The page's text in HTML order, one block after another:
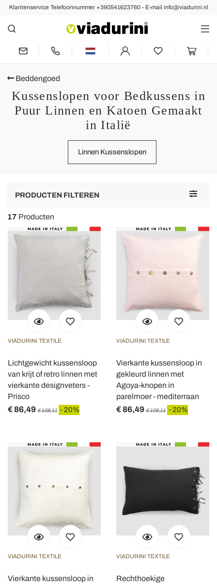
Klantenservice Telefoonnummer +390541623760 - E-mail info@viadurini.nl
Beddengoed
Kussenslopen voor Bedkussens in
Puur Linnen en Katoen Gemaakt
in Italië
Linnen Kussenslopen
Toggle
PRODUCTEN FILTEREN
17 Producten
VIADURINI TEXTILE
Lichtgewicht kussensloop
van krijt of retro linnen met
vierkante designveters -
Prisco
€ 86,49 € 108,11 - 20%
VIADURINI TEXTILE
Vierkante kussensloop in
gekleurd linnen met
Agoya-knopen in
parelmoer - mediterraan
€ 86,49 € 108,11 - 20%
VIADURINI TEXTILE
Vierkante kussensloop in
VIADURINI TEXTILE
Rechthoekige